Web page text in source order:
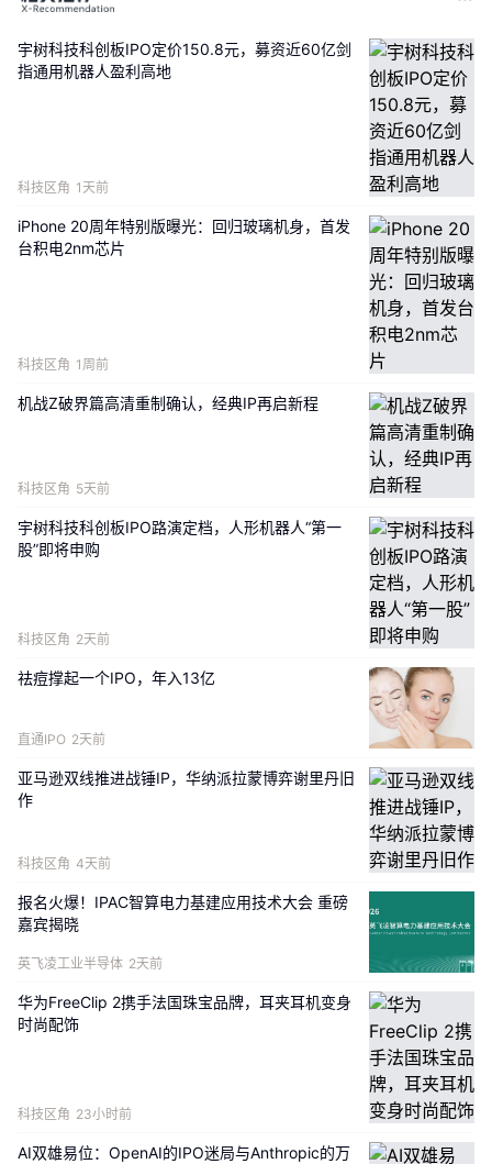
步推进。
2022年至2025年，领益智造营业收入分别达345.03亿
元、341.54亿元、442.60亿元及514.29亿元，净利润
分别为15.60亿元、20.14亿元、17.61亿元及22.88亿
全球TOP3具身智能硬件制造商
消费电子圈熟知的“果链F4”，如今纷纷扎堆冲刺港股市
场。目前蓝思科技已经顺利登陆港股，立讯精密、歌尔股
份也在稳步推进IPO进程。各家企业依托自身技术积淀，
走出了适配自身的发展路径，业务布局各有侧重、互补发
展。立讯精密是“整机架构师”，深耕整机集成领域，蓝思
科技像“贴身守护者”，布局设备外观防护类产品，歌尔股
份则化身“感官体验匠人”，主攻声光电模组与 VR/AR 代
工赛道。和上述同行发展路径不同，领益智造聚焦消费电
子内部精密功能件，依托该赛道夯实传统消费电子基本
不止于传统消费电子领域，领益智造早已顺势切入AI硬件
先进的模切、冲压、CNC、注塑、MIM、压铸等全栈式
工艺制造能力，产品广泛适配AI终端设备、AI服务器、人
形机器人等前沿AI硬件，同时深度布局汽车产业、低空经
济等新兴热门领域，业务版图持续拓宽。
行业权威数据充分印证了公司的硬核实力。根据弗若斯特
沙利文2024年度行业统计数据，以营业收入为核算标
首，市场份额达6.7%；在全球AI终端设备高精密智能制
造平台行业中位列第三，市场份额1.5%，细分领域龙头
地位稳固。
在传统精密制造主业基本盘稳如泰山的基础上，领益智造
持续挖掘新机遇、培育新动能，多条第二增长曲线加速成
深耕高端硬件制造近二十载，领益智造已锚定“全球
TOP3具身智能硬件制造商”的发展目标，这一愿景并非
宇树科技科创板IPO定价150.8元，募资近60亿剑
指通用机器人盈利高地
科技区角 1天前
iPhone 20周年特别版曝光：回归玻璃机身，首发
台积电2nm芯片
科技区角 1周前
机战Z破界篇高清重制确认，经典IP再启新程
科技区角 5天前
宇树科技科创板IPO路演定档，人形机器人“第一
股”即将申购
科技区角 2天前
祛痘撑起一个IPO，年入13亿
直通IPO 2天前
亚马逊双线推进战锤IP，华纳派拉蒙博弈谢里丹旧
作
科技区角 4天前
报名火爆！IPAC智算电力基建应用技术大会 重磅
嘉宾揭晓
英飞凌工业半导体 2天前
华为FreeClip 2携手法国珠宝品牌，耳夹耳机变身
时尚配饰
科技区角 23小时前
AI双雄易位：OpenAI的IPO迷局与Anthropic的万